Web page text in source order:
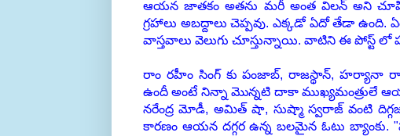
ఆయన జాతకం అతను మరీ అంత విలన్ అని
గ్రహాలు అబద్దాలు చెప్పవు. ఎక్కడో ఏదో తేడా
వాస్తవాలు వెలుగు చూస్తున్నాయి. వాటిని ఈ పోస్ట్ లో
రాం రహీం సింగ్ కు పంజాబ్, రాజస్థాన్, హర్యానా
ఉందీ అంటే నిన్నా మొన్నటి దాకా ముఖ్యమంత్రులే
నరేంద్ర మోడీ, అమిత్ షా, సుష్మా స్వరాజ్ వంటి
కారణం ఆయన దగ్గర ఉన్న బలమైన ఓటు